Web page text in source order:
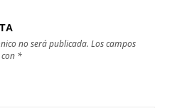
no será publicada. Los campos
*